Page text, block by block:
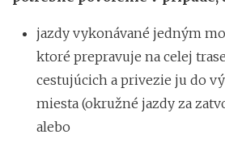
jazdy vykonávané jedným
ktoré prepravuje na celej
cestujúcich a privezie ju do
miesta (okružné jazdy za
alebo